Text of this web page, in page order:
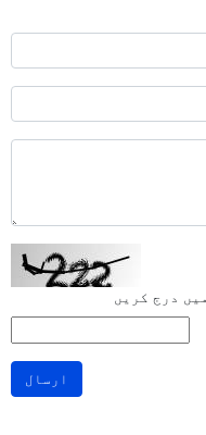
درج کریں
ارسال